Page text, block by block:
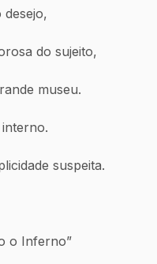
do sujeito,
museu.
suspeita.
o Inferno”